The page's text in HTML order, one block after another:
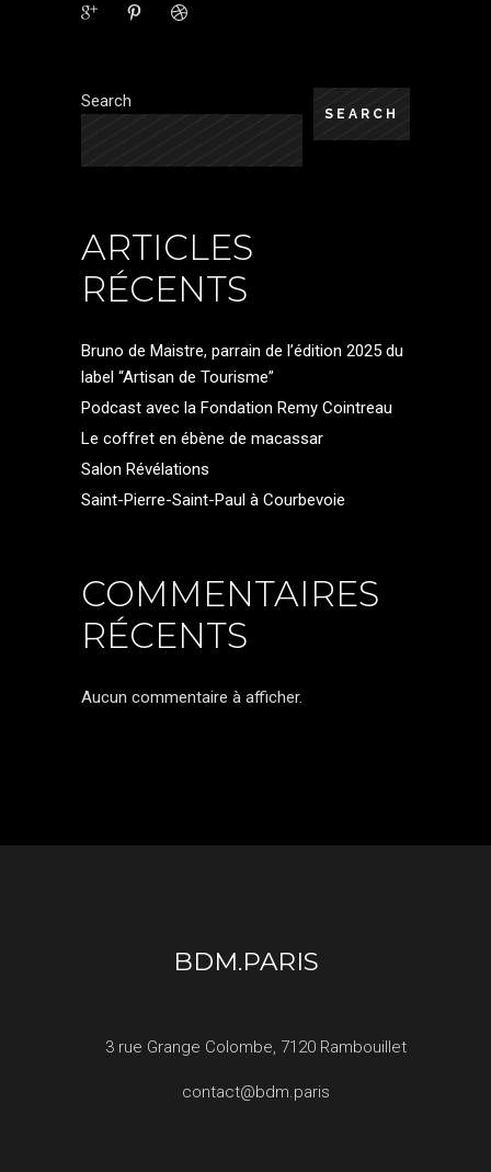
Search
SEARCH
ARTICLES
RÉCENTS
Bruno de Maistre, parrain de l’édition 2025 du
label “Artisan de Tourisme”
Podcast avec la Fondation Remy Cointreau
Le coffret en ébène de macassar
Salon Révélations
Saint-Pierre-Saint-Paul à Courbevoie
COMMENTAIRES
RÉCENTS
Aucun commentaire à afficher.
BDM.PARIS
3 rue Grange Colombe, 7120 Rambouillet
contact@bdm.paris